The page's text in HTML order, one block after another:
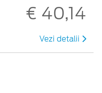
€ 40,14
Vezi detalii